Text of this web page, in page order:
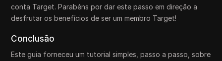
conta Target. Parabéns por dar este passo em direção a
desfrutar os benefícios de ser um membro Target!
Conclusão
Este guia forneceu um tutorial simples, passo a passo, sobre